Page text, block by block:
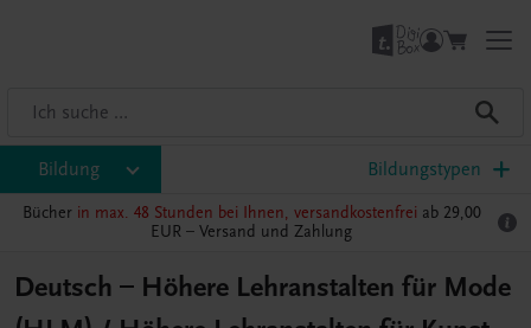
Bildung Bildungstypen
Bücher in max. 48 Stunden bei Ihnen, versandkostenfrei ab 29,00
EUR – Versand und Zahlung
Deutsch – Höhere Lehranstalten für Mode